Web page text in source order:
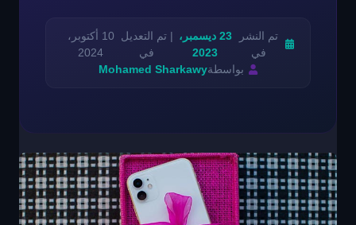
تم النشر
في
23 ديسمبر،
2023
| تم التعديل
في
10 أكتوبر،
2024
بواسطةMohamed Sharkawy